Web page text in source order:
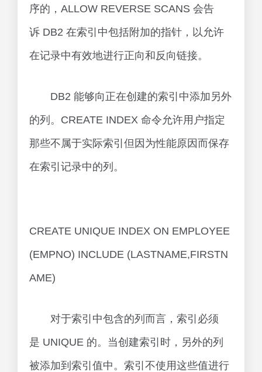
序的，ALLOW REVERSE SCANS 会告
诉 DB2 在索引中包括附加的指针，以允许
在记录中有效地进行正向和反向链接。
DB2 能够向正在创建的索引中添加另外
的列。CREATE INDEX 命令允许用户指定
那些不属于实际索引但因为性能原因而保存
在索引记录中的列。
CREATE UNIQUE INDEX ON EMPLOYEE
(EMPNO) INCLUDE (LASTNAME,FIRSTN
AME)
对于索引中包含的列而言，索引必须
是 UNIQUE 的。当创建索引时，另外的列
被添加到索引值中。索引不使用这些值进行